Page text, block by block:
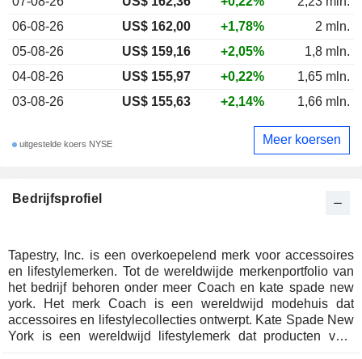
Bedrijfsprofiel
Tapestry, Inc. is een overkoepelend merk voor accessoires
en lifestylemerken. Tot de wereldwijde merkenportfolio van
het bedrijf behoren onder meer Coach en kate spade new
york. Het merk Coach is een wereldwijd modehuis dat
accessoires en lifestylecollecties ontwerpt. Kate Spade New
York is een wereldwijd lifestylemerk dat producten voor
06-08-26
US$ 162,00 +1,78%
2 mln.
05-08-26
US$ 159,16 +2,05%
1,8 mln.
04-08-26
US$ 155,97 +0,22%
1,65 mln.
03-08-26
US$ 155,63 +2,14% 1,66 mln.
uitgestelde koers NYSE Meer koersen